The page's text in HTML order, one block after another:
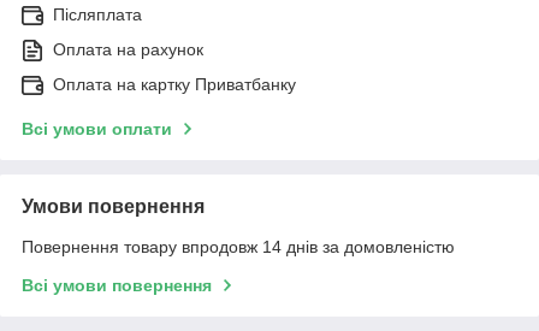
Післяплата
Оплата на рахунок
Оплата на картку Приватбанку
Всі умови оплати
Умови повернення
Повернення товару впродовж 14 днів за домовленістю
Всі умови повернення